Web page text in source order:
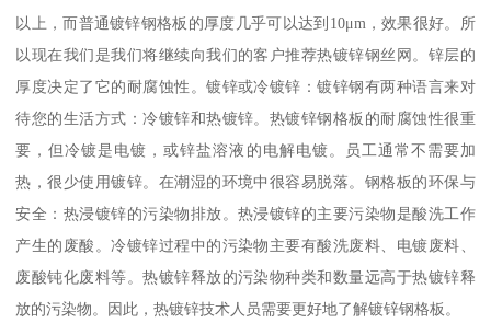
以上，而普通镀锌钢格板的厚度几乎可以达到10μm，效果很好。所
以现在我们是我们将继续向我们的客户推荐热镀锌钢丝网。锌层的
厚度决定了它的耐腐蚀性。镀锌或冷镀锌：镀锌钢有两种语言来对
待您的生活方式：冷镀锌和热镀锌。热镀锌钢格板的耐腐蚀性很重
要，但冷镀是电镀，或锌盐溶液的电解电镀。员工通常不需要加
热，很少使用镀锌。在潮湿的环境中很容易脱落。钢格板的环保与
安全：热浸镀锌的污染物排放。热浸镀锌的主要污染物是酸洗工作
产生的废酸。冷镀锌过程中的污染物主要有酸洗废料、电镀废料、
废酸钝化废料等。热镀锌释放的污染物种类和数量远高于热镀锌释
放的污染物。因此，热镀锌技术人员需要更好地了解镀锌钢格板。